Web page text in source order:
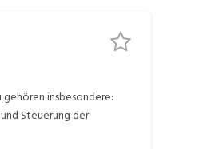
insbesondere:
Steuerung der